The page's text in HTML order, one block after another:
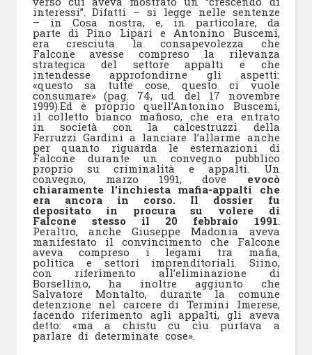
interessi”. Difatti – si legge nelle sentenze
– in Cosa nostra, e, in particolare, da
parte di Pino Lipari e Antonino Buscemi,
era cresciuta la consapevolezza che
Falcone avesse compreso la rilevanza
strategica del settore appalti e che
intendesse approfondirne gli aspetti:
«questo sa tutte cose, questo ci vuole
consumare» (pag. 74, ud. del 17 novembre
1999).Ed è proprio quell’Antonino Buscemi,
il colletto bianco mafioso, che era entrato
in società con la calcestruzzi della
Ferruzzi Gardini a lanciare l’allarme anche
per quanto riguarda le esternazioni di
Falcone durante un convegno pubblico
proprio su criminalità e appalti. Un
convegno, marzo 1991, dove evocò
chiaramente l’inchiesta mafia-appalti che
era ancora in corso. Il dossier fu
depositato in procura su volere di
Falcone stesso il 20 febbraio 1991
Peraltro, anche Giuseppe Madonia aveva
manifestato il convincimento che Falcone
aveva compreso i legami tra mafia,
politica e settori imprenditoriali. Siino,
con riferimento all’eliminazione di
Borsellino, ha inoltre aggiunto che
Salvatore Montalto, durante la comune
detenzione nel carcere di Termini Imerese,
facendo riferimento agli appalti, gli aveva
detto: «ma a chistu cu cìu purtava a
parlare di determinate cose».